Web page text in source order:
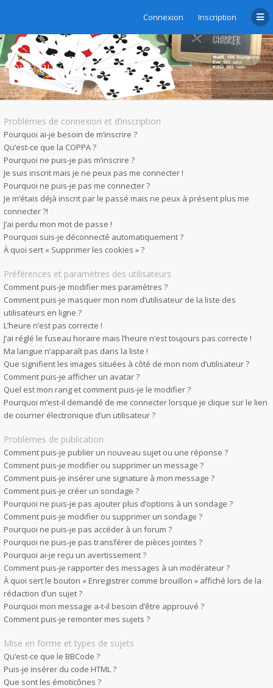
Connexion Inscription
Foire aux questions
Problèmes de connexion et d’inscription
Pourquoi ai-je besoin de m’inscrire ?
Qu’est-ce que la COPPA ?
Pourquoi ne puis-je pas m’inscrire ?
Je suis inscrit mais je ne peux pas me connecter !
Pourquoi ne puis-je pas me connecter ?
Je m’étais déjà inscrit par le passé mais ne peux à présent plus me
connecter ?!
J’ai perdu mon mot de passe !
Pourquoi suis-je déconnecté automatiquement ?
À quoi sert « Supprimer les cookies » ?
Préférences et paramètres des utilisateurs
Comment puis-je modifier mes paramètres ?
Comment puis-je masquer mon nom d’utilisateur de la liste des
utilisateurs en ligne ?
L’heure n’est pas correcte !
J’ai réglé le fuseau horaire mais l’heure n’est toujours pas correcte !
Ma langue n’apparaît pas dans la liste !
Que signifient les images situées à côté de mon nom d’utilisateur ?
Comment puis-je afficher un avatar ?
Quel est mon rang et comment puis-je le modifier ?
Pourquoi m’est-il demandé de me connecter lorsque je clique sur le lien
de courrier électronique d’un utilisateur ?
Problèmes de publication
Comment puis-je publier un nouveau sujet ou une réponse ?
Comment puis-je modifier ou supprimer un message ?
Comment puis-je insérer une signature à mon message ?
Comment puis-je créer un sondage ?
Pourquoi ne puis-je pas ajouter plus d’options à un sondage ?
Comment puis-je modifier ou supprimer un sondage ?
Pourquoi ne puis-je pas accéder à un forum ?
Pourquoi ne puis-je pas transférer de pièces jointes ?
Pourquoi ai-je reçu un avertissement ?
Comment puis-je rapporter des messages à un modérateur ?
À quoi sert le bouton « Enregistrer comme brouillon » affiché lors de la
rédaction d’un sujet ?
Pourquoi mon message a-t-il besoin d’être approuvé ?
Comment puis-je remonter mes sujets ?
Mise en forme et types de sujets
Qu’est-ce que le BBCode ?
Puis-je insérer du code HTML ?
Que sont les émoticônes ?